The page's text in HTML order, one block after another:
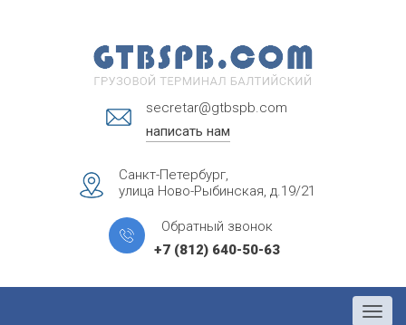
secretar@gtbspb.com
написать нам
Санкт-Петербург,
улица Ново-Рыбинская, д.19/21
Обратный звонок
+7 (812) 640-50-63
Menu